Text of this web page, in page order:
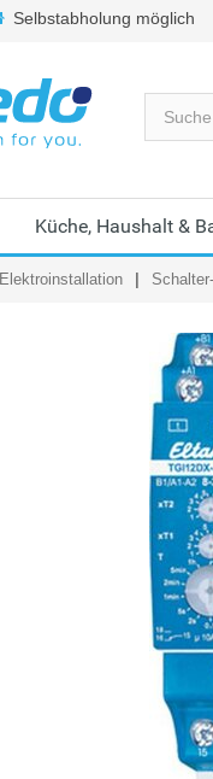
Selbstabholung möglich
Küche, Haushalt &
Elektroinstallation